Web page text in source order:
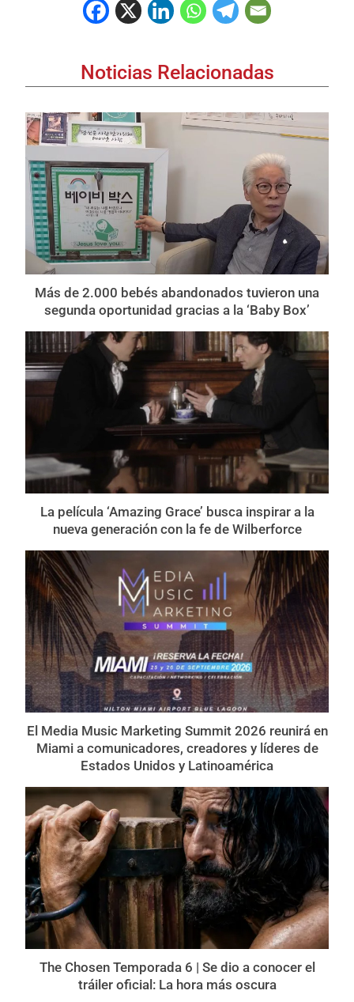
Noticias Relacionadas
Más de 2.000 bebés abandonados tuvieron una
segunda oportunidad gracias a la ‘Baby Box’
La película ‘Amazing Grace’ busca inspirar a la
nueva generación con la fe de Wilberforce
El Media Music Marketing Summit 2026 reunirá en
Miami a comunicadores, creadores y líderes de
Estados Unidos y Latinoamérica
The Chosen Temporada 6 | Se dio a conocer el
tráiler oficial: La hora más oscura